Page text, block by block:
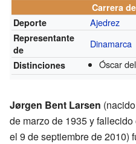
Carrera
Deporte
Ajedrez
Representante
de
Dinamarca
Distinciones Óscar
Jørgen Bent Larsen
de marzo de 1935 y
el 9 de septiembre de 2010)